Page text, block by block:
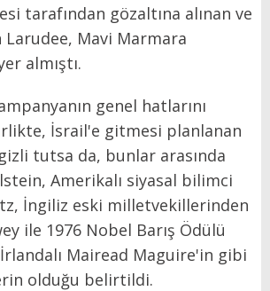
tarafından gözaltına alınan ve
Larudee, Mavi Marmara
almıştı.
genel hatlarını
İsrail'e gitmesi planlanan
tutsa da, bunlar arasında
Amerikalı siyasal bilimci
İngiliz eski milletvekillerinden
ile 1976 Nobel Barış Ödülü
Mairead Maguire'in gibi
olduğu belirtildi.